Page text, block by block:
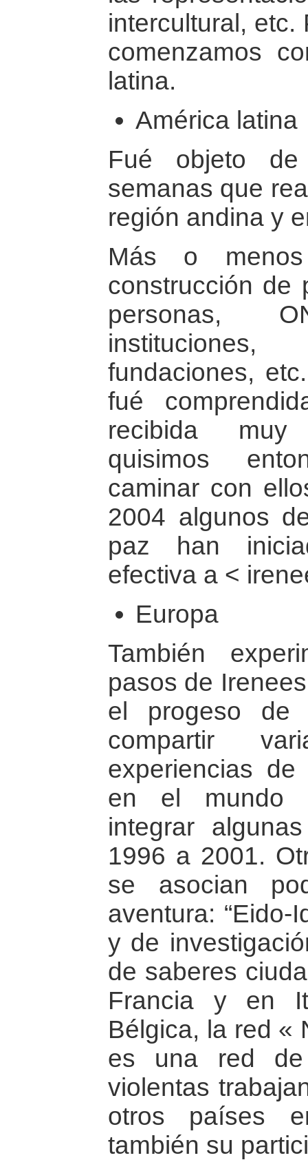
intercultural, etc.
comenzamos
latina.
América latina
Fué objeto
semanas que
región andina y
Más o
construcción de
personas,
fundaciones,
fué
recibida muy
quisimos
caminar con
2004 algunos
paz han
efectiva a <
Europa
También
pasos de
el progeso de
compartir
experiencias
en el mundo
integrar
1996 a 2001.
se asocian
aventura: “Eido-
y de
de saberes
Francia y en
Bélgica, la red «
es una red de
violentas
otros países
también su